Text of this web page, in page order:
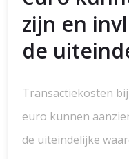
zijn en
de
Transactiekosten
euro kunnen
de uiteindelijke